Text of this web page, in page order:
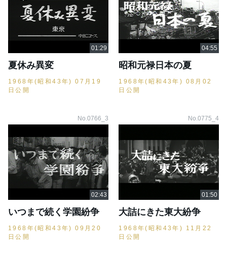
夏休み異変
1968年(昭和43年) 07月19
日公開
昭和元禄日本の夏
1968年(昭和43年) 08月02
日公開
No.0766_3
いつまで続く学園紛争
1968年(昭和43年) 09月20
日公開
No.0775_4
大詰にきた東大紛争
1968年(昭和43年) 11月22
日公開